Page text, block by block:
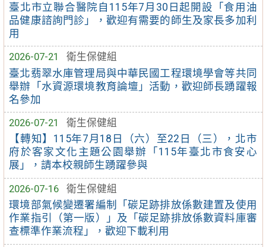
臺北市立聯合醫院自115年7月30日起開設「食用油
品健康諮詢門診」，歡迎有需要的師生及家長多加利
用
2026-07-21
衛生保健組
臺北翡翠水庫管理局與中華民國工程環境學會等共同
舉辦「水資源環境教育論壇」活動，歡迎師長踴躍報
名參加
2026-07-21
衛生保健組
【轉知】115年7月18日（六）至22日（三），北市
府於客家文化主題公園舉辦「115年臺北市食安心
展」，請本校親師生踴躍參與
2026-07-16
衛生保健組
環境部氣候變遷署編制「碳足跡排放係數建置及使用
作業指引（第一版）」及「碳足跡排放係數資料庫審
查標準作業流程」，歡迎下載利用